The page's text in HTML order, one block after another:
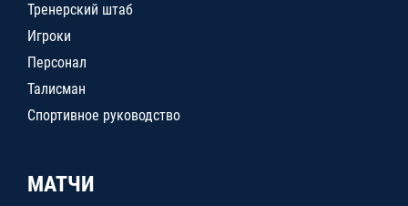
Тренерский штаб
Игроки
Персонал
Талисман
Спортивное руководство
МАТЧИ